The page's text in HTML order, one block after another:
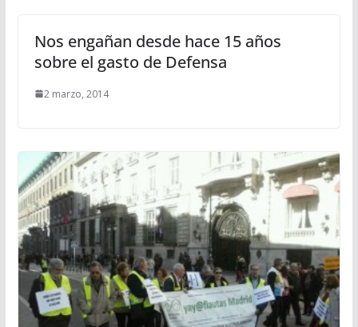
Nos engañan desde hace 15 años
sobre el gasto de Defensa
2 marzo, 2014